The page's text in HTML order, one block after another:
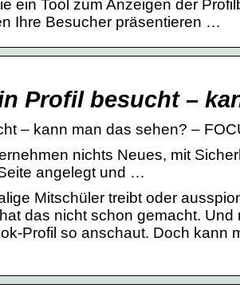
ein Tool zum Anzeigen der
Ihre Besucher präsentieren …
Profil besucht –
– kann man das sehen? –
nichts Neues, mit
angelegt und …
Mitschüler treibt oder
das nicht schon gemacht.
Profil so anschaut. Doch kann